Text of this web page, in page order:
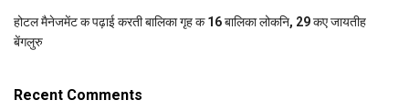
होटल मैनेजमेंट क पढ़ाई करती बालिका गृह क 16 बालिका लोकनि, 29 कए जायतीह
बेंगलुरु
Recent Comments